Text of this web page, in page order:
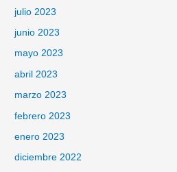
julio 2023
junio 2023
mayo 2023
abril 2023
marzo 2023
febrero 2023
enero 2023
diciembre 2022